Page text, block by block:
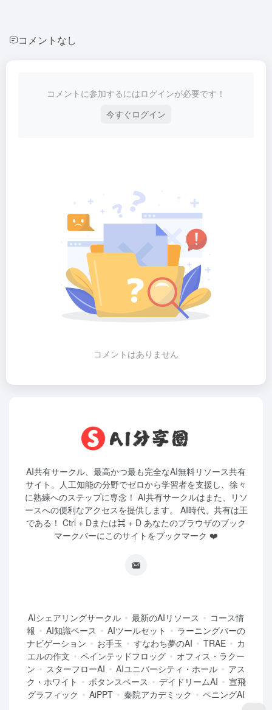
コメントなし
コメントに参加するにはログインが必要です！
今すぐログイン
コメントはありません
AI共有サークル、最高かつ最も完全なAI無料リソース共有
サイト。人工知能の分野でゼロから学習者を支援し、徐々
に熟練へのステップに専念！ AI共有サークルはまた、リソ
ースへの便利なアクセスを提供します。 AI時代、共有は王
である！ Ctrl + Dまたは⌘ + D あなたのブラウザのブック
マークバーにこのサイトをブックマーク ❤️
AIシェアリングサークル 最新のAIリソース
コース情
報
AI知識ベース AIツールセット
ラーニングバーの
ナビゲーション
お手玉 すなわち夢のAI TRAE
カ
エルの作文
ペインテッドフロッグ
オフィス・ラクー
ン
スターフローAI AIユニバーシティ・ホール
アス
ク・ホワイト
ボタンスペース デイドリームAI
宣飛
グラフィック
AiPPT 秦院アカデミック ペニングAI